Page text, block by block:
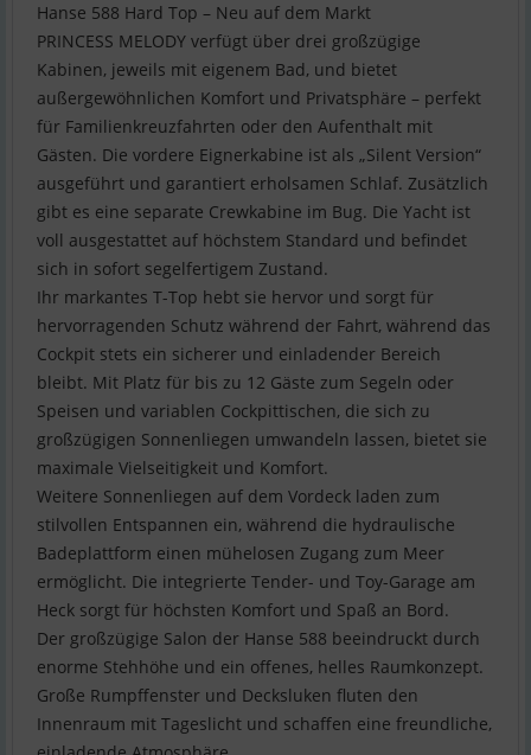
Hanse 588 Hard Top – Neu auf dem Markt
PRINCESS MELODY verfügt über drei großzügige
Kabinen, jeweils mit eigenem Bad, und bietet
außergewöhnlichen Komfort und Privatsphäre – perfekt
für Familienkreuzfahrten oder den Aufenthalt mit
Gästen. Die vordere Eignerkabine ist als „Silent Version“
ausgeführt und garantiert erholsamen Schlaf. Zusätzlich
gibt es eine separate Crewkabine im Bug. Die Yacht ist
voll ausgestattet auf höchstem Standard und befindet
sich in sofort segelfertigem Zustand.
Ihr markantes T-Top hebt sie hervor und sorgt für
hervorragenden Schutz während der Fahrt, während das
Cockpit stets ein sicherer und einladender Bereich
bleibt. Mit Platz für bis zu 12 Gäste zum Segeln oder
Speisen und variablen Cockpittischen, die sich zu
großzügigen Sonnenliegen umwandeln lassen, bietet sie
maximale Vielseitigkeit und Komfort.
Weitere Sonnenliegen auf dem Vordeck laden zum
stilvollen Entspannen ein, während die hydraulische
Badeplattform einen mühelosen Zugang zum Meer
ermöglicht. Die integrierte Tender- und Toy-Garage am
Heck sorgt für höchsten Komfort und Spaß an Bord.
Der großzügige Salon der Hanse 588 beeindruckt durch
enorme Stehhöhe und ein offenes, helles Raumkonzept.
Große Rumpffenster und Decksluken fluten den
Innenraum mit Tageslicht und schaffen eine freundliche,